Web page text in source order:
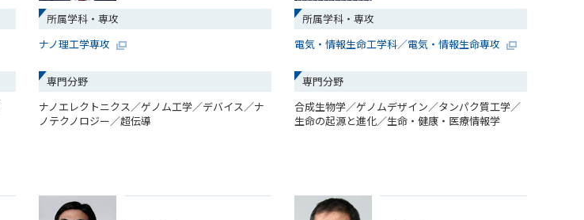
所属学科・専攻
ナノ理工学専攻
専門分野
ナノエレクトニクス／ゲノム工学／デバイス／ナ
ノテクノロジー／超伝導
所属学科・専攻
電気・情報生命工学科／電気・情報生命専攻
専門分野
合成生物学／ゲノムデザイン／タンパク質工学／
生命の起源と進化／生命・健康・医療情報学